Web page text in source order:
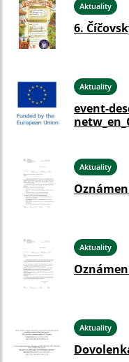
Aktuality
6.
Aktuality
event-
Aktuality
Aktuality
Aktuality